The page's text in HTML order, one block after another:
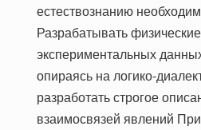
естествознанию
Разрабатывать
экспериментальных
опираясь на логико-
разработать строгое
взаимосвязей явлений